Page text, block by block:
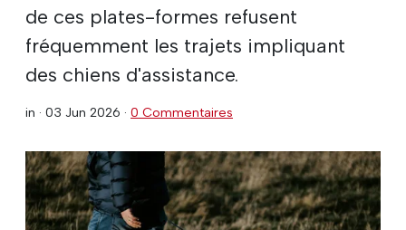
de ces plates-formes refusent
fréquemment les trajets impliquant
des chiens d'assistance.
in · 03 Jun 2026 · 0 Commentaires